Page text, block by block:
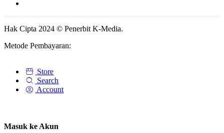
Hak Cipta 2024 © Penerbit K-Media.
Metode Pembayaran:
Store
Search
Account
Masuk ke Akun